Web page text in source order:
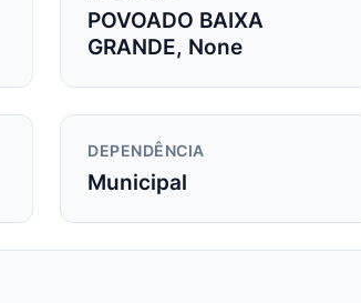
POVOADO BAIXA
GRANDE, None
DEPENDÊNCIA
Municipal